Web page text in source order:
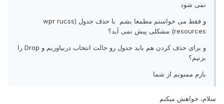
نمی شود
و فقط می خواستم مطمعا بشم با حذف جدول ( wpr rucss
resources) مشکلی پیش نمی آید؟
و برای حذف کردن هم باید جدول رو حالت انتخاب دربیاوریم و Drop را
بزنیم؟
بازم ممنونم از شما
سلام، خواهش میکنم